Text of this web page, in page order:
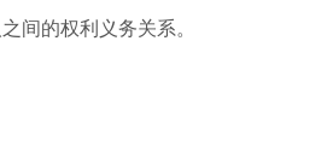
间的权利义务关系。